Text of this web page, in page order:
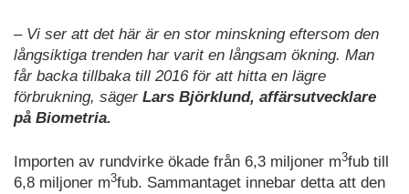
– Vi ser att det här är en stor minskning eftersom den
långsiktiga trenden har varit en långsam ökning. Man
får backa tillbaka till 2016 för att hitta en lägre
förbrukning, säger Lars Björklund, affärsutvecklare
på Biometria.
Importen av rundvirke ökade från 6,3 miljoner m3fub till
6,8 miljoner m3fub. Sammantaget innebar detta att den